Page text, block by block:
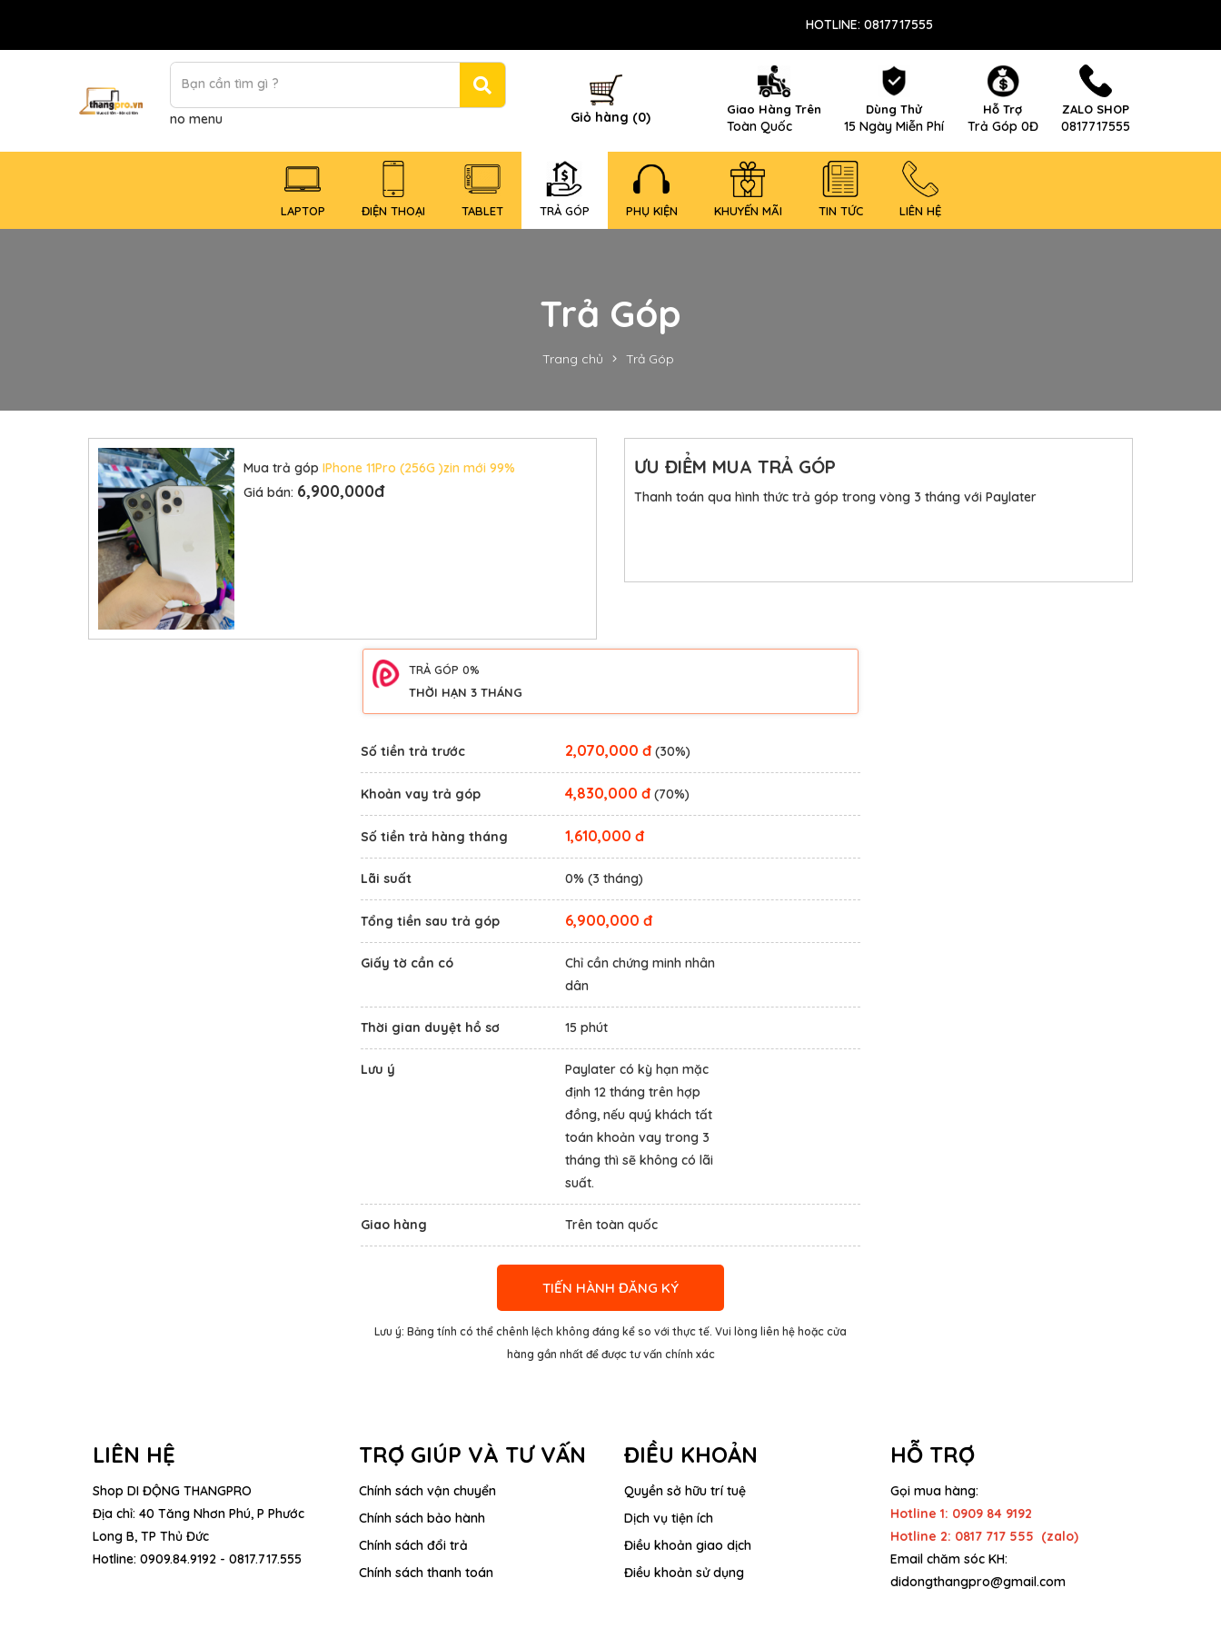
HOTLINE: 0817717555
no menu Giỏ hàng (0) Giao Hàng Trên
Toàn Quốc
Dùng Thử
15 Ngày Miễn Phí
Hỗ Trợ
Trả Góp 0Đ
ZALO SHOP
0817717555
LAPTOP ĐIỆN THOẠI TABLET TRẢ GÓP PHỤ KIỆN KHUYẾN MÃI TIN TỨC LIÊN HỆ
Trả Góp
Trang chủ Trả Góp
Mua trả góp IPhone 11Pro (256G )zin mới 99%
Giá bán: 6,900,000đ
ƯU ĐIỂM MUA TRẢ GÓP
Thanh toán qua hình thức trả góp trong vòng 3 tháng với Paylater
TRẢ GÓP 0%
THỜI HẠN 3 THÁNG
Số tiền trả trước 2,070,000 đ(30%)
Khoản vay trả góp 4,830,000 đ(70%)
Số tiền trả hàng tháng 1,610,000 đ
Lãi suất 0% (3 tháng)
Tổng tiền sau trả góp 6,900,000 đ
Giấy tờ cần có
Chỉ cần chứng minh nhân
dân
Thời gian duyệt hồ sơ 15 phút
Lưu ý
Paylater có kỳ hạn mặc
định 12 tháng trên hợp
đồng, nếu quý khách tất
toán khoản vay trong 3
tháng thì sẽ không có lãi
suất.
Giao hàng Trên toàn quốc
TIẾN HÀNH ĐĂNG KÝ
Lưu ý: Bảng tính có thể chênh lệch không đáng kể so với thực tế. Vui lòng liên hệ hoặc cửa
hàng gần nhất để được tư vấn chính xác
LIÊN HỆ
Shop DI ĐỘNG THANGPRO
Địa chỉ: 40 Tăng Nhơn Phú, P Phước
Long B, TP Thủ Đức
Hotline: 0909.84.9192 - 0817.717.555
TRỢ GIÚP VÀ TƯ VẤN
Chính sách vận chuyển
Chính sách bảo hành
Chính sách đổi trả
Chính sách thanh toán
ĐIỀU KHOẢN
Quyền sở hữu trí tuệ
Dịch vụ tiện ích
Điều khoản giao dịch
Điều khoản sử dụng
HỖ TRỢ
Gọi mua hàng:
Hotline 1: 0909 84 9192
Hotline 2: 0817 717 555 (zalo)
Email chăm sóc KH:
didongthangpro@gmail.com